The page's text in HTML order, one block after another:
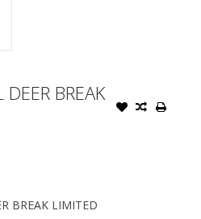
BREAK
BREAK LIMITED